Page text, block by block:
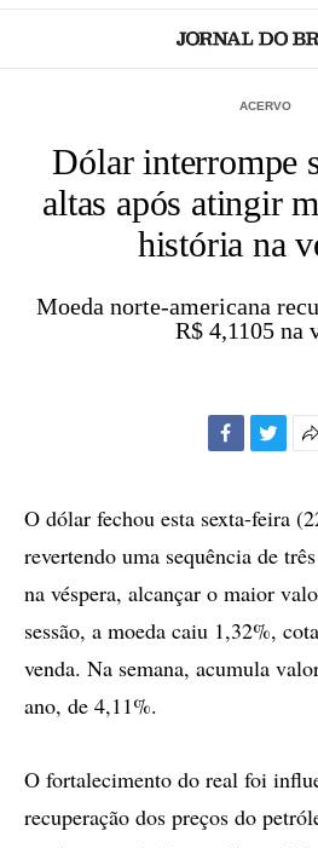
ACERVO
Dólar interrompe
altas após atingir
história na
Moeda norte-americana
R$ 4,1105 na
O dólar fechou esta sexta-feira
revertendo uma sequência de
na véspera, alcançar o maior
sessão, a moeda caiu 1,32%,
venda. Na semana, acumula
ano, de 4,11%.
O fortalecimento do real foi
recuperação dos preços do